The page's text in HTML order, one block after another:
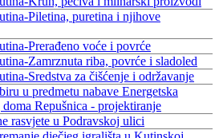
Piletina, puretina i njihove
Prerađeno voće i povrće
Zamrznuta riba, povrće i sladoled
Sredstva za čišćenje i održavanje
u predmetu nabave Energetska
Repušnica - projektiranje
rasvjete u Podravskoj ulici